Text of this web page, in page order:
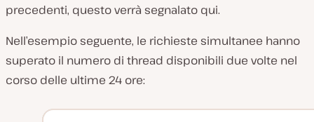
precedenti, questo verrà segnalato qui.
Nell’esempio seguente, le richieste simultanee hanno
superato il numero di thread disponibili due volte nel
corso delle ultime 24 ore: